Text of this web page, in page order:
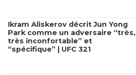
Ikram Aliskerov décrit Jun Yong
Park comme un adversaire “très,
très inconfortable” et
“spécifique” | UFC 321